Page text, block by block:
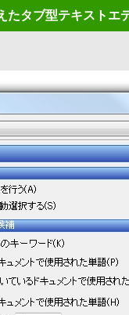
たタブ型テキストエ